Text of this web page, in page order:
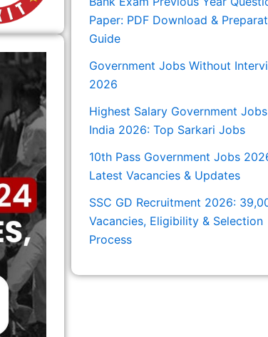
Paper: PDF Download &
Guide
Government Jobs Without
2026
Highest Salary Government
India 2026: Top Sarkari Jobs
10th Pass Government Jobs
Latest Vacancies & Updates
SSC GD Recruitment 2026:
Vacancies, Eligibility & Selection
Process